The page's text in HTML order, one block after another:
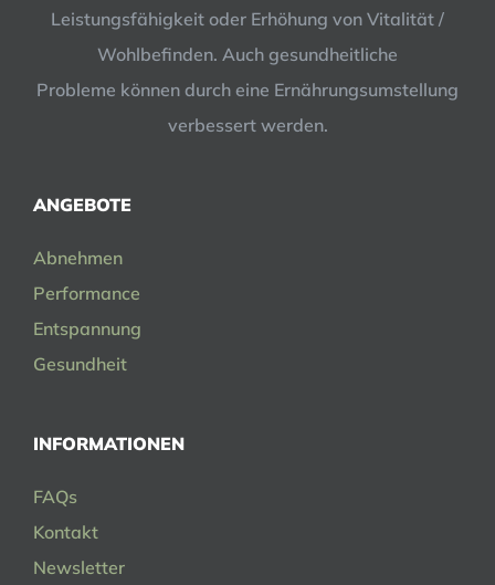
Leistungsfähigkeit oder Erhöhung von Vitalität /
Wohlbefinden. Auch gesundheitliche
Probleme können durch eine Ernährungsumstellung
verbessert werden.
ANGEBOTE
Abnehmen
Performance
Entspannung
Gesundheit
INFORMATIONEN
FAQs
Kontakt
Newsletter